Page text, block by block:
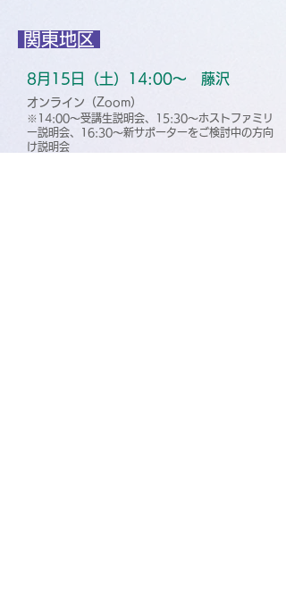
関東地区
8月15日（土）14:00〜 藤沢
オンライン（Zoom）
※14:00～受講生説明会、15:30～ホストファミリ
ー説明会、16:30～新サポーターをご検討中の方向
け説明会